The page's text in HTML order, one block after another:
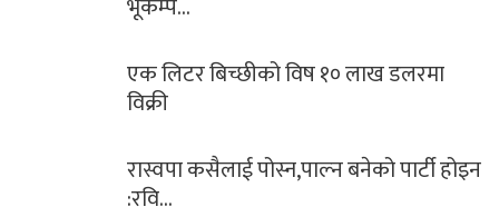
बनेको पार्टी होइन
साबधान ! शनिबारको
महिना दिन नबित्दै